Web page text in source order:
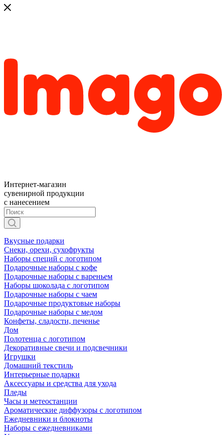
Интернет-магазин
сувенирной продукции
с нанесением
Вкусные подарки
Снеки, орехи, сухофрукты
Наборы специй с логотипом
Подарочные наборы с кофе
Подарочные наборы с вареньем
Наборы шоколада с логотипом
Подарочные наборы с чаем
Подарочные продуктовые наборы
Подарочные наборы с медом
Конфеты, сладости, печенье
Дом
Полотенца с логотипом
Декоративные свечи и подсвечники
Игрушки
Домашний текстиль
Интерьерные подарки
Аксессуары и средства для ухода
Пледы
Часы и метеостанции
Ароматические диффузоры с логотипом
Ежедневники и блокноты
Наборы с ежедневниками